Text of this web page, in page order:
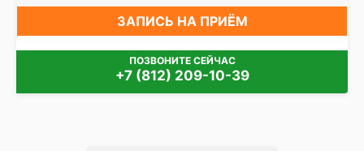
ЗАПИСЬ НА ПРИЁМ
ПОЗВОНИТЕ СЕЙЧАС
+7 (812) 209-10-39